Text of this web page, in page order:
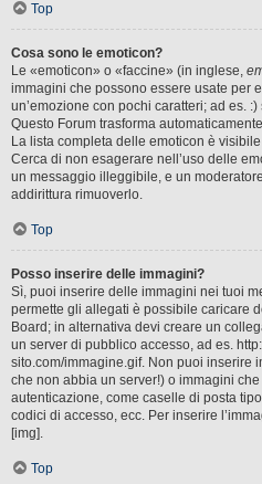
Top
Cosa sono le emoticon?
Le «emoticon» o «faccine» (in inglese,
immagini che possono essere usate per
un’emozione con pochi caratteri; ad es.
Questo Forum trasforma
La lista completa delle emoticon è
Cerca di non esagerare nell’uso delle
un messaggio illeggibile, e un
addirittura rimuoverlo.
Top
Posso inserire delle immagini?
Sì, puoi inserire delle immagini nei tuoi
permette gli allegati è possibile caricare
Board; in alternativa devi creare un
un server di pubblico accesso, ad es.
sito.com/immagine.gif. Non puoi inserire
che non abbia un server!) o immagini
autenticazione, come caselle di posta
codici di accesso, ecc. Per inserire
[img].
Top